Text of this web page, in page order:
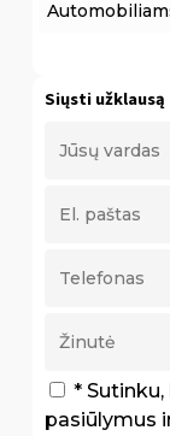
Siųsti užklausą
*
pasiūlymus